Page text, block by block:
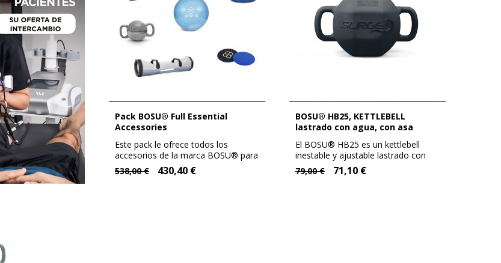
Pack BOSU® Full Essential
Accessories
Este pack le ofrece todos los
accesorios de la marca BOSU® para
completar o...
538,00 € 430,40 €
BOSU® HB25, KETTLEBELL
lastrado con agua, con asa
El BOSU® HB25 es un kettlebell
inestable y ajustable lastrado con
agua. Está...
79,00 € 71,10 €